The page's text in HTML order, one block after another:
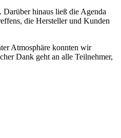
Darüber hinaus ließ die Agenda
die Hersteller und Kunden
Atmosphäre konnten wir
Dank geht an alle Teilnehmer,